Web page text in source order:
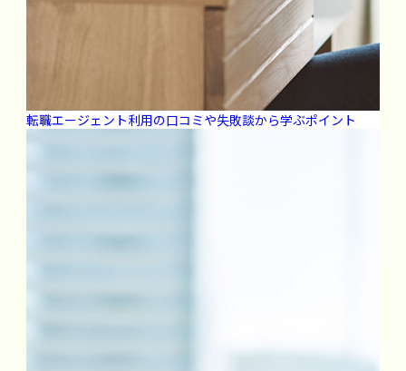
転職エージェント利用の口コミや失敗談から学ぶポイント